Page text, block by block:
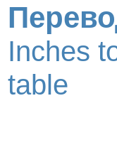
Inches
table